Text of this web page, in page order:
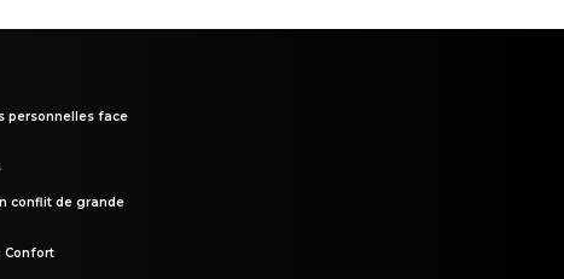
personnelles face
conflit de grande
Confort